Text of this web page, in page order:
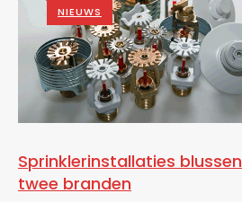
NIEUWS
Sprinklerinstallaties blussen
twee branden